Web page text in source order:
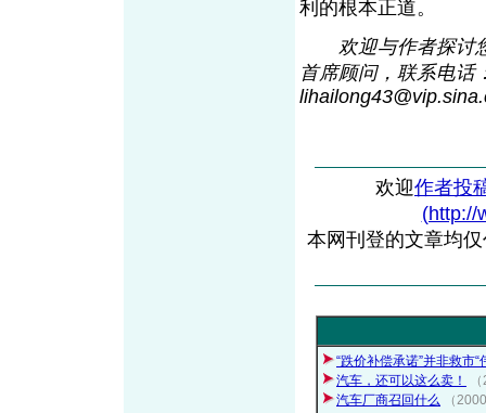
利的根本正道。
欢迎与作者探讨您
首席顾问，联系电话
lihailong43@vip.sina
欢迎作者投
(http://
本网刊登的文章均
“跌价补偿承诺”并非救市“
汽车，还可以这么卖！
汽车厂商召回什么
（